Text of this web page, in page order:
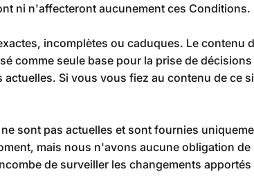
ni n'affecteront aucunement ces Conditions.
incomplètes ou caduques. Le contenu
comme seule base pour la prise de
Si vous vous fiez au contenu de ce
sont pas actuelles et sont fournies
mais nous n'avons aucune obligation de
de surveiller les changements apportés